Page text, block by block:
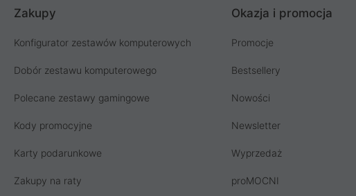
Zakupy
Konfigurator zestawów komputerowych
Dobór zestawu komputerowego
Polecane zestawy gamingowe
Kody promocyjne
Karty podarunkowe
Zakupy na raty
Okazja i promocja
Promocje
Bestsellery
Nowości
Newsletter
Wyprzedaż
proMOCNI